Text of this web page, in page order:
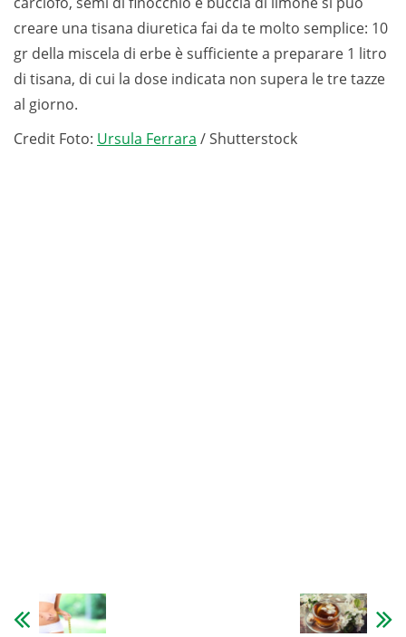
creare una tisana diuretica fai da te molto semplice: 10
gr della miscela di erbe è sufficiente a preparare 1 litro
di tisana, di cui la dose indicata non supera le tre tazze
al giorno.
Credit Foto: Ursula Ferrara / Shutterstock